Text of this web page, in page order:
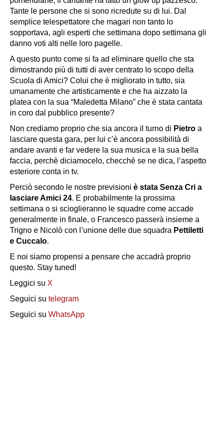
Tante le persone che si sono ricredute su di lui. Dal
semplice telespettatore che magari non tanto lo
sopportava, agli esperti che settimana dopo settimana gli
danno voti alti nelle loro pagelle.
A questo punto come si fa ad eliminare quello che sta
dimostrando più di tutti di aver centrato lo scopo della
Scuola di Amici? Colui che è migliorato in tutto, sia
umanamente che artisticamente e che ha aizzato la
platea con la sua “Maledetta Milano” che è stata cantata
in coro dal pubblico presente?
Non crediamo proprio che sia ancora il turno di Pietro a
lasciare questa gara, per lui c’è ancora possibilità di
andare avanti e far vedere la sua musica e la sua bella
faccia, perchè diciamocelo, checchè se ne dica, l’aspetto
esteriore conta in tv.
Perciò secondo le nostre previsioni è stata Senza Cri a
lasciare Amici 24. E probabilmente la prossima
settimana o si scioglieranno le squadre come accade
generalmente in finale, o Francesco passerà insieme a
Trigno e Nicolò con l’unione delle due squadra Pettiletti
e Cuccalo.
E noi siamo propensi a pensare che accadrà proprio
questo. Stay tuned!
Leggici su X
Seguici su telegram
Seguici su WhatsApp